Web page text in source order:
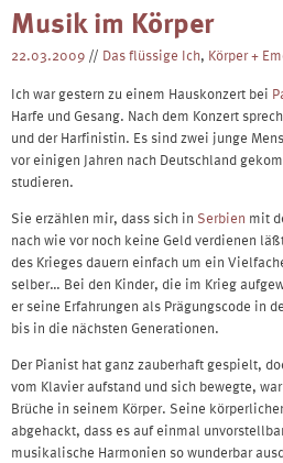
Musik im Körper
22.03.2009 // Das flüssige Ich, Körper +
Ich war gestern zu einem Hauskonzert bei
Harfe und Gesang. Nach dem Konzert
und der Harfinistin. Es sind zwei junge
vor einigen Jahren nach Deutschland
studieren.
Sie erzählen mir, dass sich in Serbien mit
nach wie vor noch keine Geld verdienen
des Krieges dauern einfach um ein
selber… Bei den Kinder, die im Krieg
er seine Erfahrungen als Prägungscode in
bis in die nächsten Generationen.
Der Pianist hat ganz zauberhaft gespielt,
vom Klavier aufstand und sich bewegte,
Brüche in seinem Körper. Seine
abgehackt, dass es auf einmal
musikalische Harmonien so wunderbar